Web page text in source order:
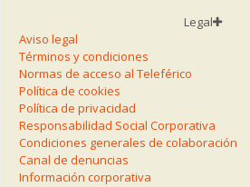
Legal
Aviso legal
Términos y condiciones
Normas de acceso al Teleférico
Política de cookies
Política de privacidad
Responsabilidad Social Corporativa
Condiciones generales de colaboración
Canal de denuncias
Información corporativa